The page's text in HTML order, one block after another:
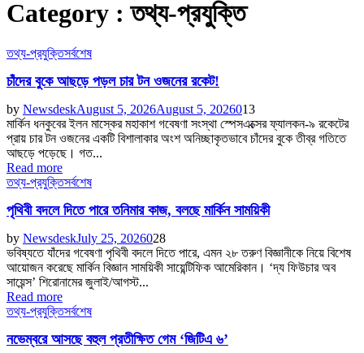
Category : তথ্য-প্রযুক্তি
তথ্য-প্রযুক্তিসর্বশেষ
চাঁদের বুকে আছড়ে পড়ল চার টন ওজনের রকেট!
by NewsdeskAugust 5, 2026August 5, 2026013
মার্কিন ধনকুবের ইলন মাস্কের মহাকাশ গবেষণা সংস্থা স্পেসএক্সের ফ্যালকন-৯ রকেটের
প্রায় চার টন ওজনের একটি বিশালাকার অংশ অনিচ্ছাকৃতভাবে চাঁদের বুকে তীব্র গতিতে
আছড়ে পড়েছে। গত...
Read more
তথ্য-প্রযুক্তিসর্বশেষ
পৃথিবী বদলে দিতে পারে তনিমার কাজ, বলছে মার্কিন সাময়িকী
by NewsdeskJuly 25, 2026028
ভবিষ্যতে যাঁদের গবেষণা পৃথিবী বদলে দিতে পারে, এমন ২৮ তরুণ বিজ্ঞানীকে নিয়ে বিশেষ
আয়োজন করেছে মার্কিন বিজ্ঞান সাময়িকী সায়েন্টিফিক আমেরিকান। ‘দ্য ফিউচার অব
সায়েন্স’ শিরোনামের জুলাই/আগস্ট...
Read more
তথ্য-প্রযুক্তিসর্বশেষ
নভেম্বরে আসছে বহুল প্রতীক্ষিত গেম ‘জিটিএ ৬’